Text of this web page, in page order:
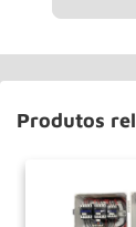
Produtos